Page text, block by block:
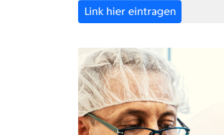
Link hier eintragen